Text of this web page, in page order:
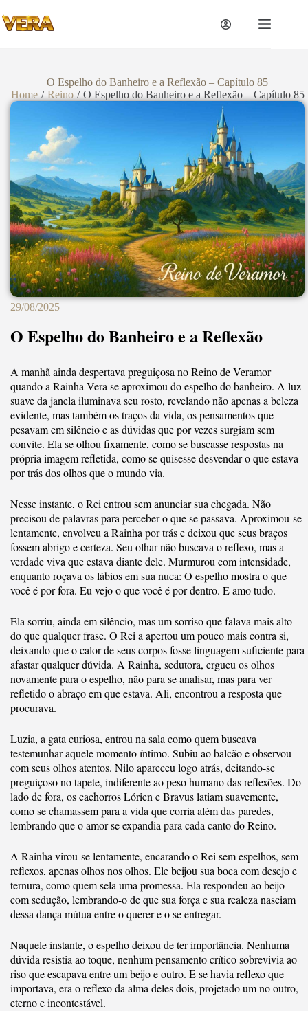
O Espelho do Banheiro e a Reflexão – Capítulo 85
Home / Reino / O Espelho do Banheiro e a Reflexão – Capítulo 85
29/08/2025
O Espelho do Banheiro e a Reflexão
A manhã ainda despertava preguiçosa no Reino de Veramor
quando a Rainha Vera se aproximou do espelho do banheiro. A luz
suave da janela iluminava seu rosto, revelando não apenas a beleza
evidente, mas também os traços da vida, os pensamentos que
pesavam em silêncio e as dúvidas que por vezes surgiam sem
convite. Ela se olhou fixamente, como se buscasse respostas na
própria imagem refletida, como se quisesse desvendar o que estava
por trás dos olhos que o mundo via.
Nesse instante, o Rei entrou sem anunciar sua chegada. Não
precisou de palavras para perceber o que se passava. Aproximou-se
lentamente, envolveu a Rainha por trás e deixou que seus braços
fossem abrigo e certeza. Seu olhar não buscava o reflexo, mas a
verdade viva que estava diante dele. Murmurou com intensidade,
enquanto roçava os lábios em sua nuca: O espelho mostra o que
você é por fora. Eu vejo o que você é por dentro. E amo tudo.
Ela sorriu, ainda em silêncio, mas um sorriso que falava mais alto
do que qualquer frase. O Rei a apertou um pouco mais contra si,
deixando que o calor de seus corpos fosse linguagem suficiente para
afastar qualquer dúvida. A Rainha, sedutora, ergueu os olhos
novamente para o espelho, não para se analisar, mas para ver
refletido o abraço em que estava. Ali, encontrou a resposta que
procurava.
Luzia, a gata curiosa, entrou na sala como quem buscava
testemunhar aquele momento íntimo. Subiu ao balcão e observou
com seus olhos atentos. Nilo apareceu logo atrás, deitando-se
preguiçoso no tapete, indiferente ao peso humano das reflexões. Do
lado de fora, os cachorros Lórien e Bravus latiam suavemente,
como se chamassem para a vida que corria além das paredes,
lembrando que o amor se expandia para cada canto do Reino.
A Rainha virou-se lentamente, encarando o Rei sem espelhos, sem
reflexos, apenas olhos nos olhos. Ele beijou sua boca com desejo e
ternura, como quem sela uma promessa. Ela respondeu ao beijo
com sedução, lembrando-o de que sua força e sua realeza nasciam
dessa dança mútua entre o querer e o se entregar.
Naquele instante, o espelho deixou de ter importância. Nenhuma
dúvida resistia ao toque, nenhum pensamento crítico sobrevivia ao
riso que escapava entre um beijo e outro. E se havia reflexo que
importava, era o reflexo da alma deles dois, projetado um no outro,
eterno e incontestável.